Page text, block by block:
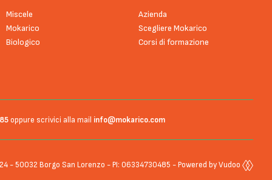
Miscele
Mokarico
Biologico
Azienda
Scegliere Mokarico
Corsi di formazione
oppure scrivici alla mail info@mokarico.com
- 50032 Borgo San Lorenzo - PI: 06334730485 - Powered by Vudoo